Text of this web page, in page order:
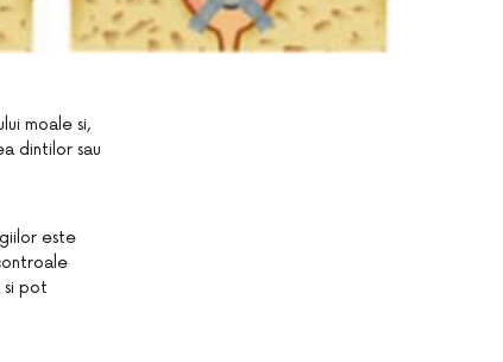
moale si,
dintilor sau
este
pot